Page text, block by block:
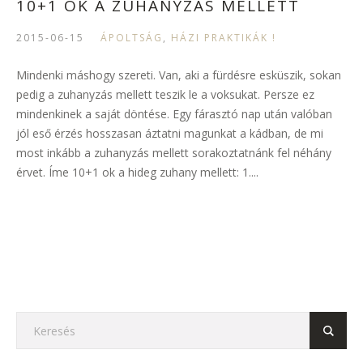
10+1 OK A ZUHANYZÁS MELLETT
2015-06-15 ÁPOLTSÁG , HÁZI PRAKTIKÁK !
Mindenki máshogy szereti. Van, aki a fürdésre esküszik, sokan
pedig a zuhanyzás mellett teszik le a voksukat. Persze ez
mindenkinek a saját döntése. Egy fárasztó nap után valóban
jól eső érzés hosszasan áztatni magunkat a kádban, de mi
most inkább a zuhanyzás mellett sorakoztatnánk fel néhány
érvet. Íme 10+1 ok a hideg zuhany mellett: 1....